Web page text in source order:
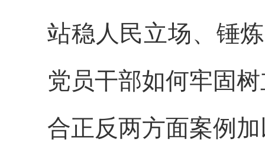
站稳人民立场、锤
党员干部如何牢固
合正反两方面案例